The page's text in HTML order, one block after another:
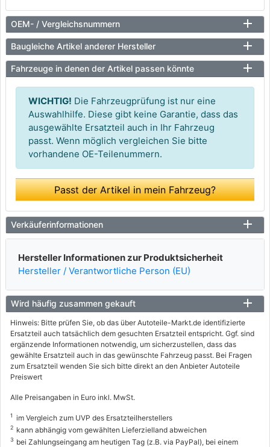
OEM- / Vergleichsnummern
Baugleiche Artikel anderer Hersteller
Fahrzeuge in denen der Artikel passen könnte
WICHTIG! Die Fahrzeugprüfung ist nur eine
Auswahlhilfe. Diese gibt keine Garantie, dass das
ausgewählte Ersatzteil auch in Ihr Fahrzeug
passt. Wenn möglich vergleichen Sie bitte
vorhandene OE-Teilenummern.
Passt der Artikel in mein Fahrzeug?
Verkäuferinformationen
Hersteller Informationen zur Produktsicherheit
Hersteller / Verantwortliche Person (EU)
Wird häufig zusammen gekauft
Hinweis: Bitte prüfen Sie, ob das über Autoteile-Markt.de identifizierte
Ersatzteil auch tatsächlich dem gesuchten Ersatzteil entspricht. Ggf. sind
ergänzende Informationen notwendig, um sicherzustellen, dass das
gewählte Ersatzteil auch in das gewünschte Fahrzeug passt. Bei Fragen
zum Ersatzteil wenden Sie sich bitte direkt an den Anbieter Autoteile
Preiswert
Alle Preisangaben in Euro inkl. MwSt.
1 im Vergleich zum UVP des Ersatzteilherstellers
2 kann abhängig vom gewählten Lieferzielland abweichen
3 bei Zahlungseingang am heutigen Tag (z.B. via PayPal), bei einem